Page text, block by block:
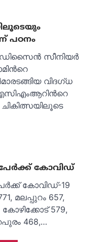
പഠനം
സീനിയര്‍
വിദഗ്ധ
കോവിഡ്
കോവിഡ്-19
മലപ്പുറം 657,
579,
468,…